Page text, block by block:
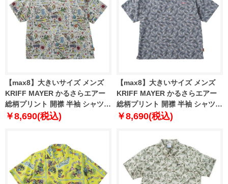
【max8】大きいサイズ メンズ
KRIFF MAYER かるさらエアー
総柄プリント 開襟 半袖 シャツ
ナチュラル ヒッピー柄 1277-
￥8,690(税込)
【max8】大きいサイズ メンズ
KRIFF MAYER かるさらエアー
総柄プリント 開襟 半袖 シャツ
グレー クリフラビット柄 1277-
￥8,690(税込)